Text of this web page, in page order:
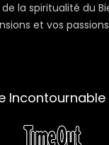
la spiritualité du
et vos
Incontournable